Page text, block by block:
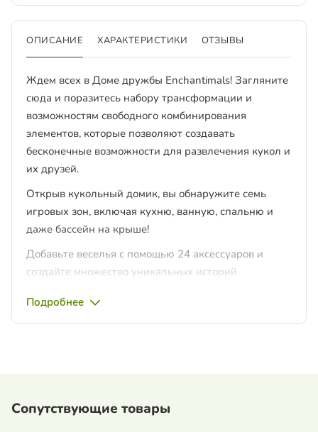
ОПИСАНИЕ ХАРАКТЕРИСТИКИ ОТЗЫВЫ
Ждем всех в Доме дружбы Enchantimals! Загляните
сюда и поразитесь набору трансформации и
возможностям свободного комбинирования
элементов, которые позволяют создавать
бесконечные возможности для развлечения кукол и
их друзей.
Открыв кукольный домик, вы обнаружите семь
игровых зон, включая кухню, ванную, спальню и
даже бассейн на крыше!
Добавьте веселья с помощью 24 аксессуаров и
создайте множество уникальных историй
домике.
Отличный подарок для детей от 4 лет и старше,
Подробнее
Сопутствующие товары